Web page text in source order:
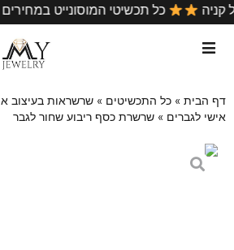
כל קניה כל תכשיטי המוסונייט
דף הבית » כל התכשיטים » שרשראות בעיצוב
אישי לגברים » שרשרת כסף ריבוע שחור לגבר